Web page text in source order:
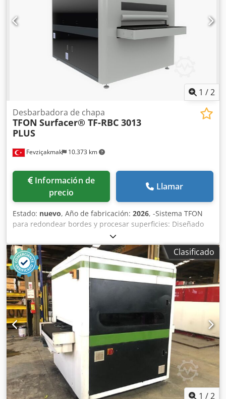
1 /2
Fevziçakmak 10.373 km
Desbarbadora de chapa
TFON Surfacer® TF-RBC 3013
PLUS
Información de
precio
Llamar
Estado: nuevo, Año de fabricación: 2026, -Sistema TFON
para redondear bordes y procesar superficies: Diseñado
para ofrecer una versatilidad y precisión superiores, este
sistema está diseñado para procesar materiales como
acero al carbono, aluminio y acero inoxidable con
espesores que van de 0 a 120 mm. Ofrece capacidades
avanzadas para redondear bordes y limpiar superficies,
adaptadas a las exigentes aplicaciones industriales. -
Compatibilidad de materiales: -Acero al carbono, aluminio,
acero inoxidable. -Rango de espesor de trabajo: -0 – 120
mm Redondeo de bordes: Redondeo de bordes con un
radio de 2, para obtener bordes lisos y seguros que
mejoran tanto la estética como la funcionalidad. Control de
precisión: El sistema de automatización Siemens integrado
proporciona un control preciso y constante durante todo el
proceso. Estaciones de procesamiento independientes: Las
múltiples estaciones permiten el procesamiento
simultáneo o secuencial, ofreciendo configuraciones de
Clasificado
1 /2